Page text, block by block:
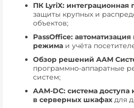
ПК LyriX: интеграционная
защиты крупных и
объектов;
PassOffice:
режима и учёта
Обзор решений ААМ
программно-аппаратные
систем;
AAM-DC: система
в серверных шкафах для